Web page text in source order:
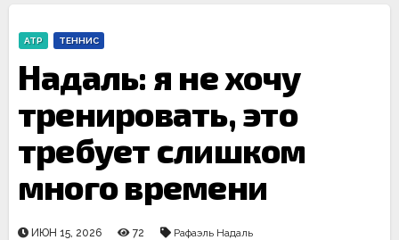
ATP ТЕННИС
Надаль: я не хочу
тренировать, это
требует слишком
много времени
ИЮН 15, 2026 72 Рафаэль Надаль